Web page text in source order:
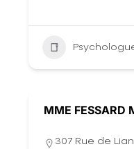
MME FESSARD
307 Rue de